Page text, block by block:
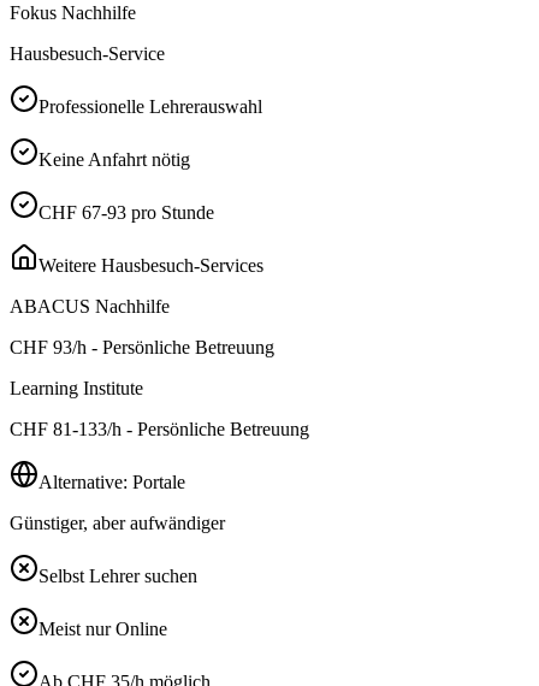
Fokus Nachhilfe
Hausbesuch-Service
Professionelle Lehrerauswahl
Keine Anfahrt nötig
CHF 67-93 pro Stunde
Weitere Hausbesuch-Services
ABACUS Nachhilfe
CHF 93/h - Persönliche Betreuung
Learning Institute
CHF 81-133/h - Persönliche Betreuung
Alternative: Portale
Günstiger, aber aufwändiger
Selbst Lehrer suchen
Meist nur Online
Ab CHF 35/h möglich